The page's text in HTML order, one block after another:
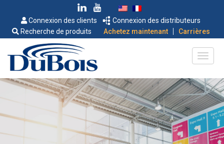
Connexion des clients
Connexion des distributeurs
Recherche de produits
Achetez maintenant | Carrières